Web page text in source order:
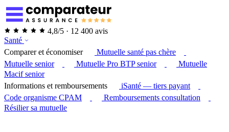
4,8/5 · 12 400 avis
Santé
Comparer et économiser
Mutuelle santé pas chère
Mutuelle senior
Mutuelle Pro BTP senior
Mutuelle
Macif senior
Informations et remboursements
iSanté — tiers payant
Code organisme CPAM
Remboursements consultation
Résilier sa mutuelle